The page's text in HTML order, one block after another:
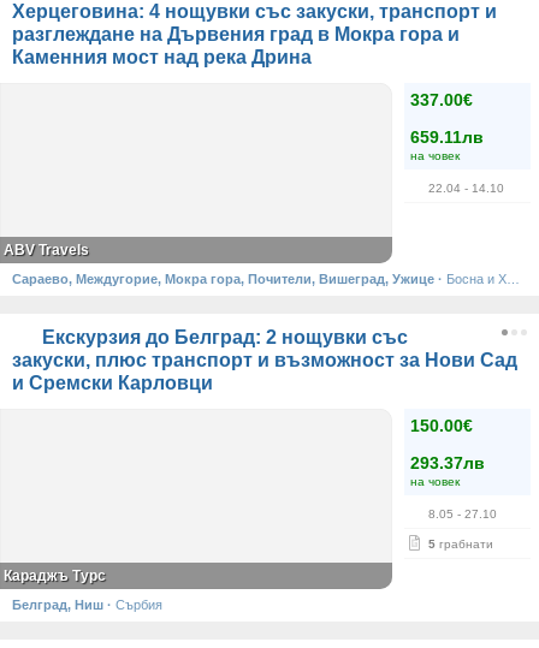
Херцеговина: 4 нощувки със закуски, транспорт и
разглеждане на Дървения град в Мокра гора и
Каменния мост над река Дрина
337.00€
659.11лв
на човек
22.04 - 14.10
ABV Travels
Сараево, Междугорие, Мокра гора, Почители, Вишеград, Ужице · Босна и Херцеговина, Сърбия
Екскурзия до Белград: 2 нощувки със
закуски, плюс транспорт и възможност за Нови Сад
и Сремски Карловци
150.00€
293.37лв
на човек
8.05 - 27.10
5 грабнати
Караджъ Турс
Белград, Ниш · Сърбия